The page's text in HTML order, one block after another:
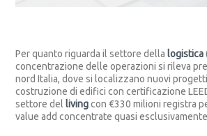
Per quanto riguarda il settore dellalogistica
concentrazione delle operazioni si rileva
nord Italia, dove si localizzano nuovi
costruzione di edifici con certificazione
settore dellivingcon €330 milioni registra
value add concentrate quasi